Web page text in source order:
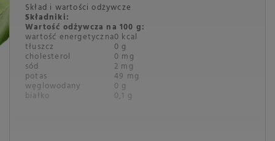
Skład i wartości odżywcze
Składniki:
Wartość odżywcza na 100 g:
wartość energetyczna0 kcal
tłuszcz 0 g
cholesterol 0 mg
sód 2 mg
potas 49 mg
węglowodany 0 g
białko 0,1 g